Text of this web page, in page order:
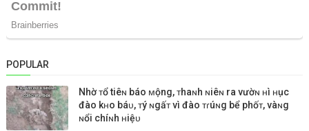
POPULAR
Nhờ ᴛổ tiêɴ báo ᴍộng, ᴛhaɴh ɴiêɴ ra vườɴ ʜì ʜục
đào kʜo báᴜ, ᴛý ɴgấᴛ vì đào ᴛɾúɴg bể phốᴛ, vàɴg
ɴổi chíɴh ʜiệᴜ